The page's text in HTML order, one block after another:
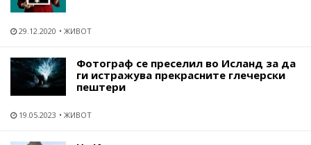
29.12.2020 ЖИВОТ
Фотограф се преселил во Исланд за да
ги истражува прекрасните глечерски
пештери
19.05.2023 ЖИВОТ